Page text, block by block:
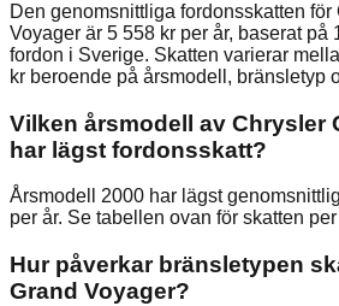
Den genomsnittliga fordonsskatten för
Voyager är 5 558 kr per år, baserat på
fordon i Sverige. Skatten varierar
kr beroende på årsmodell, bränsletyp
Vilken årsmodell av Chrysler
har lägst fordonsskatt?
Årsmodell 2000 har lägst
per år. Se tabellen ovan för skatten
Hur påverkar bränsletypen
Grand Voyager?